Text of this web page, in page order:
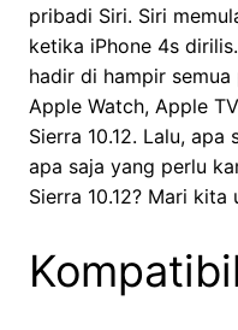
pribadi Siri. Siri
ketika iPhone 4s
hadir di hampir
Apple Watch, Apple
Sierra 10.12. Lalu,
apa saja yang perlu
Sierra 10.12? Mari kita